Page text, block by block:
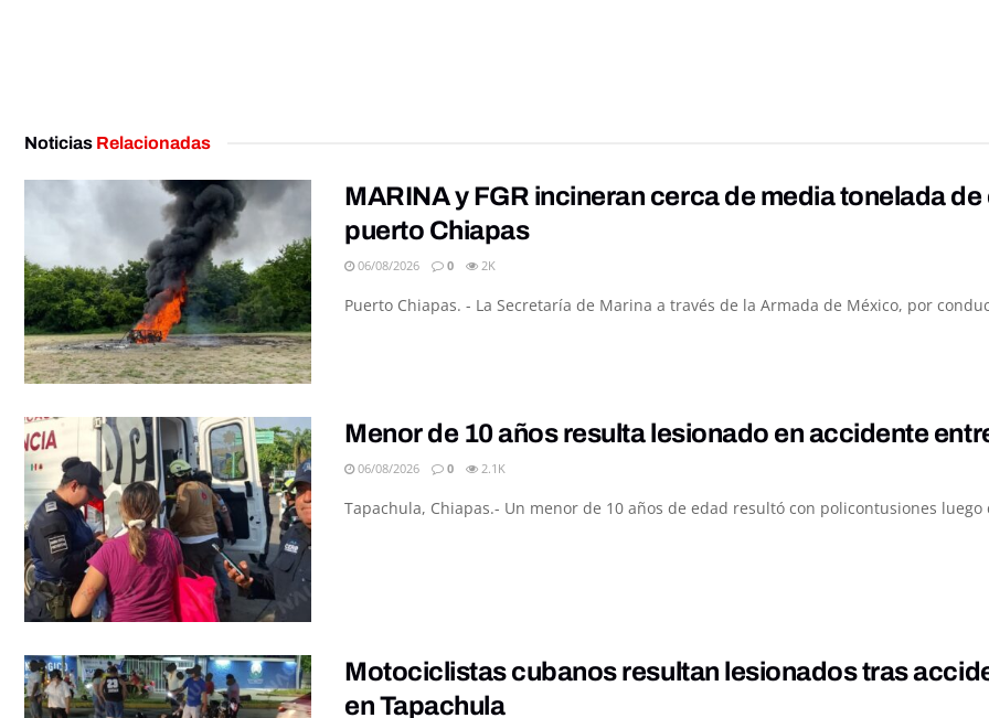
Noticias Relacionadas
MARINA y FGR incineran cerca de media tonelada
puerto Chiapas
06/08/2026 0 2K
Puerto Chiapas. - La Secretaría de Marina a través de la Armada de México, por
Menor de 10 años resulta lesionado en accidente
06/08/2026 0 2.1K
Tapachula, Chiapas.- Un menor de 10 años de edad resultó con policontusiones
Motociclistas cubanos resultan lesionados tras
en Tapachula